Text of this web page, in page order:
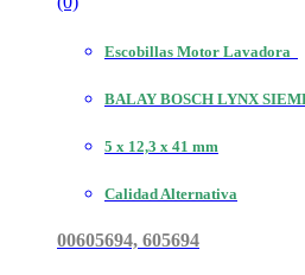
Escobillas Motor Lavadora
BALAY BOSCH LYNX
5 x 12,3 x 41 mm
Calidad Alternativa
00605694, 605694